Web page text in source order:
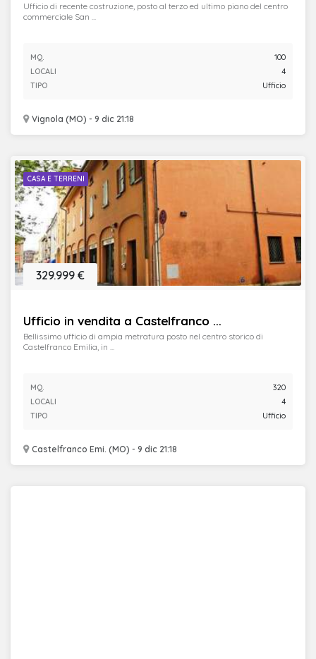
Vignola (MO) - 9 dic 21:18
Ufficio di recente costruzione, posto al terzo ed ultimo piano del centro
commerciale San ...
MQ.
100
LOCALI
4
TIPO
Ufficio
CASA E TERRENI
Ufficio in vendita a Castelfranco ...
Castelfranco Emi. (MO) - 9 dic 21:18
329.999 €
Bellissimo ufficio di ampia metratura posto nel centro storico di
Castelfranco Emilia, in ...
MQ.
320
LOCALI
4
TIPO
Ufficio